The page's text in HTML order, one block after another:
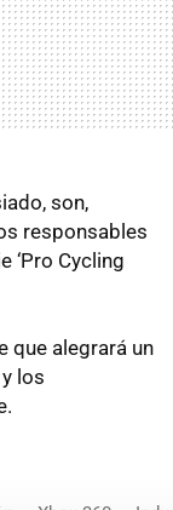
son,
responsables
‘Pro Cycling
que alegrará un
los